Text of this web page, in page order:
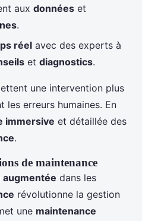
aux données et
.
réel avec des experts à
et diagnostics.
une intervention plus
les erreurs humaines. En
immersive et détaillée des
.
de maintenance
augmentée dans les
révolutionne la gestion
une maintenance